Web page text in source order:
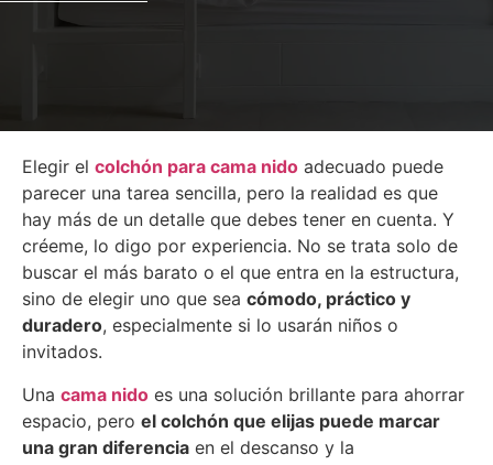
Elegir el colchón para cama nido adecuado puede
parecer una tarea sencilla, pero la realidad es que
hay más de un detalle que debes tener en cuenta. Y
créeme, lo digo por experiencia. No se trata solo de
buscar el más barato o el que entra en la estructura,
sino de elegir uno que sea cómodo, práctico y
duradero, especialmente si lo usarán niños o
invitados.
Una cama nido es una solución brillante para ahorrar
espacio, pero el colchón que elijas puede marcar
una gran diferencia en el descanso y la